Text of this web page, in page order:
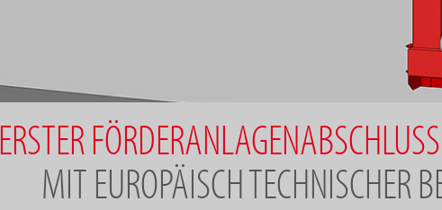
ERSTER
MIT EUROPÄISCH TECHNISCHER